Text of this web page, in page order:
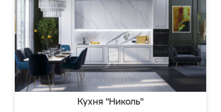
Кухня "Николь"